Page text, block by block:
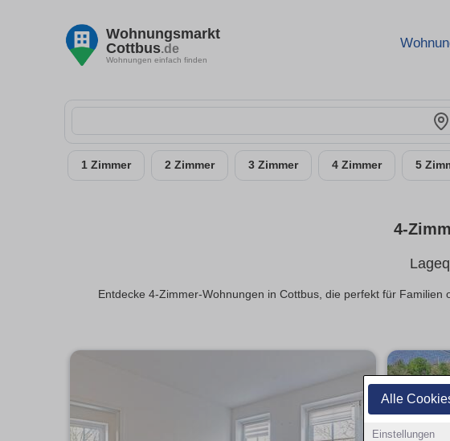
Alle
Einstellungen
Wohnungsmarkt
Cottbus.de
Wohnungen einfach finden
1 Zimmer 2 Zimmer 3 Zimmer 4 Zimmer 5
4-
Entdecke 4-Zimmer-Wohnungen in Cottbus, die perfekt für